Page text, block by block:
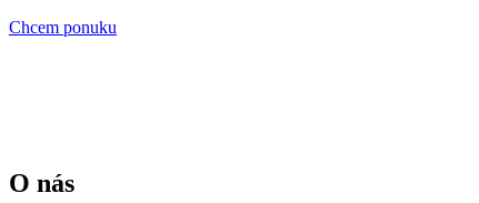
Chcem ponuku
O nás